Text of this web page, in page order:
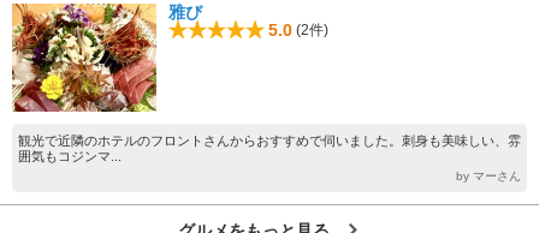
雅び
5.0 (2件)
観光で近隣のホテルのフロントさんからおすすめで伺いました。刺身も美味しい、雰
囲気もコジンマ...
by マーさん